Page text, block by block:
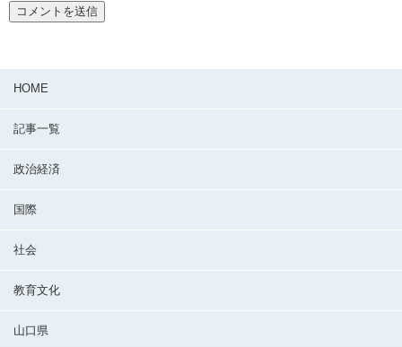
HOME
記事一覧
政治経済
国際
社会
教育文化
山口県